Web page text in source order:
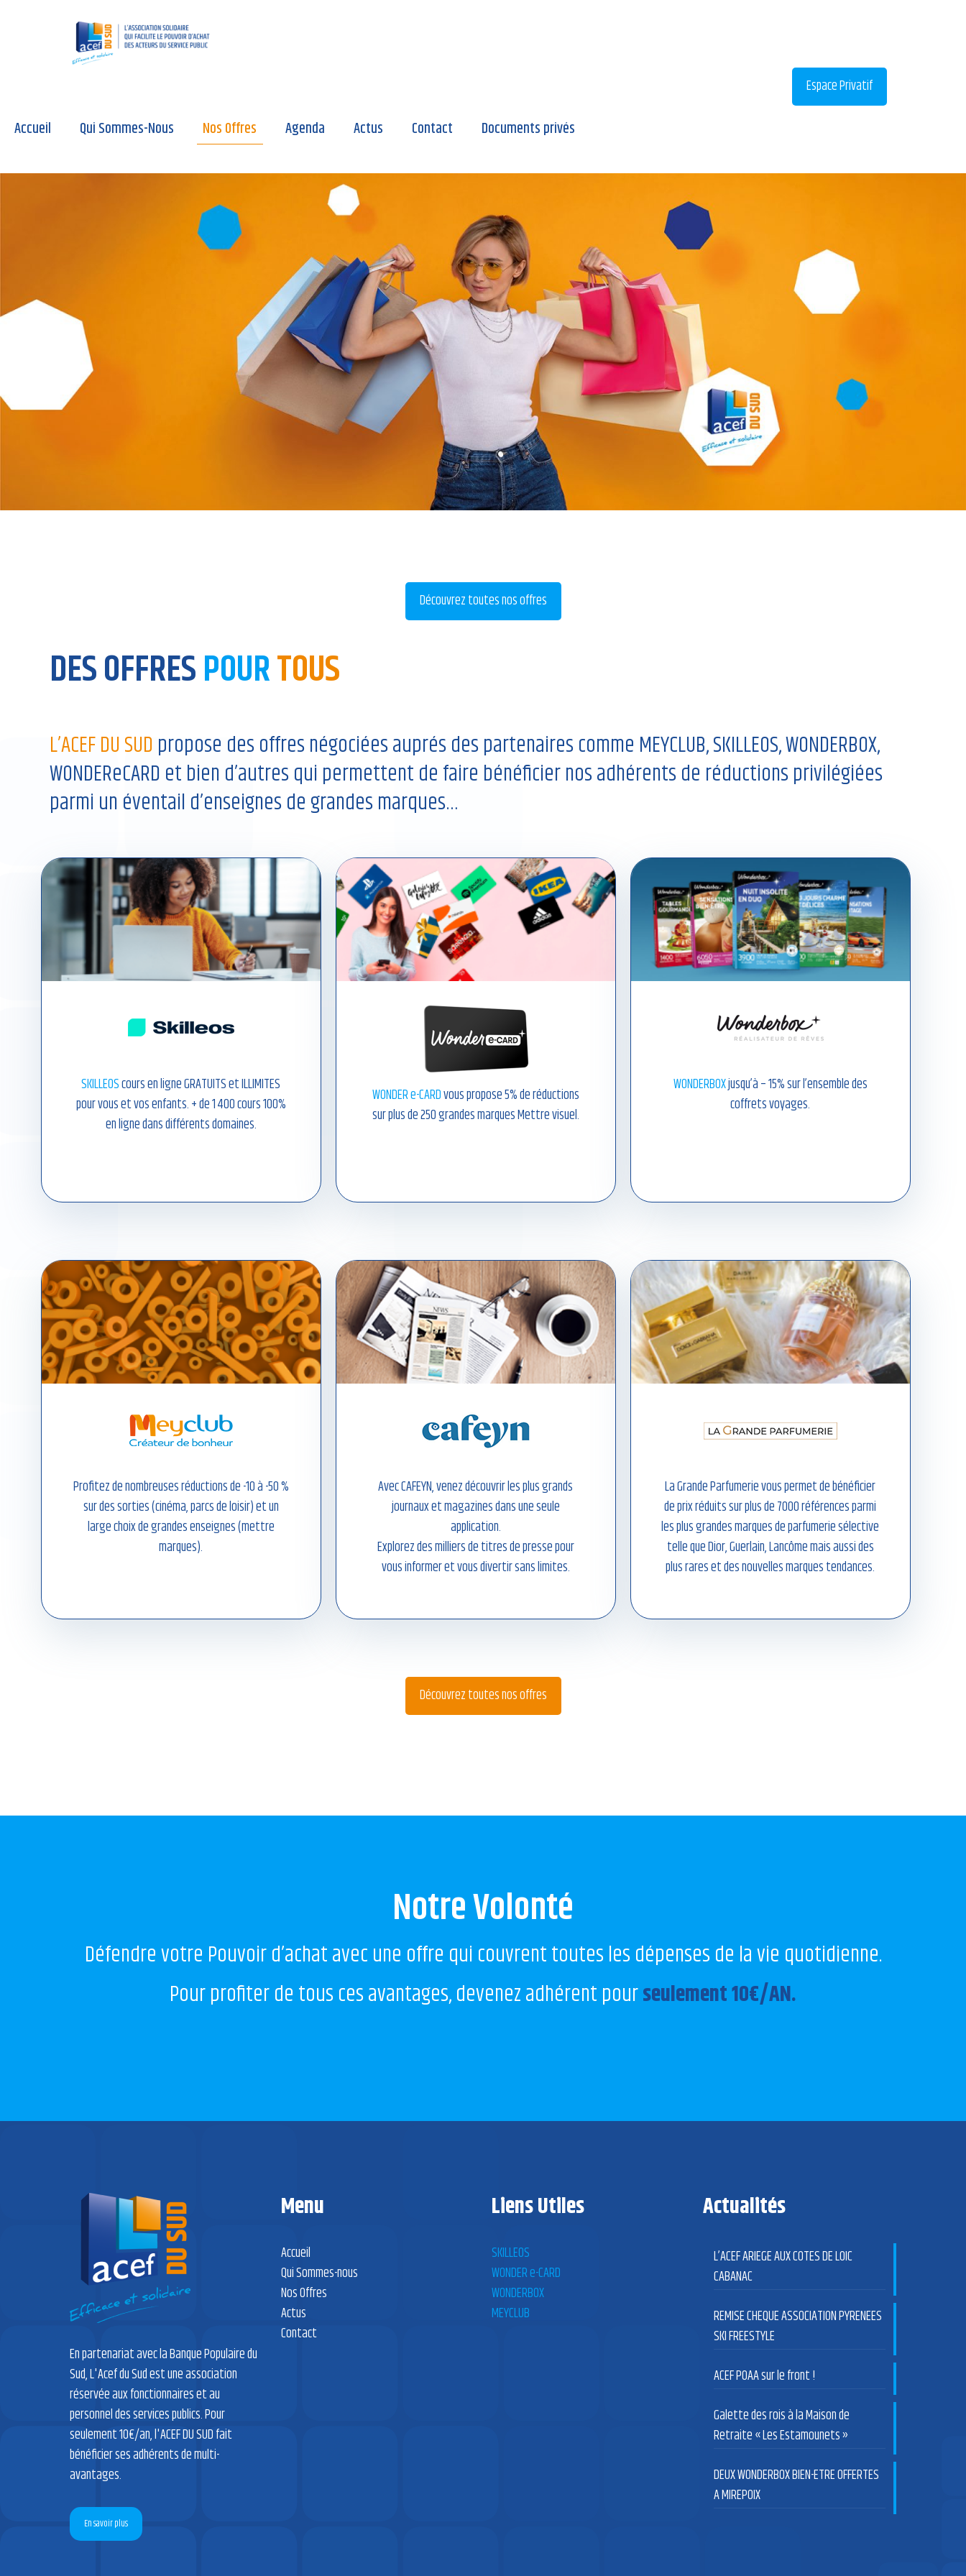
Accueil Qui Sommes-Nous Nos Offres Agenda Actus Contact Documents privés
Espace Privatif
Découvrez toutes nos offres
DES OFFRESPOURTOUS
L’ACEF DU SUD propose des offres négociées auprés des partenaires comme MEYCLUB, SKILLEOS, WONDERBOX,
WONDEReCARD et bien d’autres qui permettent de faire bénéficier nos adhérents de réductions privilégiées
parmi un éventail d’enseignes de grandes marques…
SKILLEOScours en ligne GRATUITS et ILLIMITES
pour vous et vos enfants. + de 1 400 cours 100%
en ligne dans différents domaines.
WONDER e-CARDvous propose 5% de réductions
sur plus de 250 grandes marques Mettre visuel.
WONDERBOXjusqu’à – 15% sur l’ensemble des
coffrets voyages.
Profitez de nombreuses réductions de -10 à -50 %
sur des sorties (cinéma, parcs de loisir) et un
large choix de grandes enseignes (mettre
marques).
Avec CAFEYN, venez découvrir les plus grands
journaux et magazines dans une seule
application.
Explorez des milliers de titres de presse pour
vous informer et vous divertir sans limites.
La Grande Parfumerie vous permet de bénéficier
de prix réduits sur plus de 7000 références parmi
les plus grandes marques de parfumerie sélective
telle que Dior, Guerlain, Lancôme mais aussi des
plus rares et des nouvelles marques tendances.
Découvrez toutes nos offres
Notre Volonté
Défendre votre Pouvoir d’achat avec une offre qui couvrent toutes les dépenses de la vie quotidienne.
Pour profiter de tous ces avantages, devenez adhérent pourseulement 10€/AN.
En partenariat avec la Banque Populaire du
Sud, L'Acef du Sud est une association
réservée aux fonctionnaires et au
personnel des services publics. Pour
seulement 10€/an, l'ACEF DU SUD fait
bénéficier ses adhérents de multi-
avantages.
En savoir plus
Menu
Accueil
Qui Sommes-nous
Nos Offres
Actus
Contact
Liens Utiles
SKILLEOS
WONDER e-CARD
WONDERBOX
MEYCLUB
Actualités
L’ACEF ARIEGE AUX COTES DE LOIC
CABANAC
REMISE CHEQUE ASSOCIATION PYRENEES
SKI FREESTYLE
ACEF POAA sur le front !
Galette des rois à la Maison de
Retraite « Les Estamounets »
DEUX WONDERBOX BIEN-ETRE OFFERTES
A MIREPOIX